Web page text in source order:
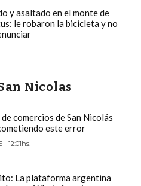
y asaltado en el monte de
le robaron la bicicleta y no
Nicolas
comercios de San Nicolás
este error
- 12:01hs.
La plataforma argentina